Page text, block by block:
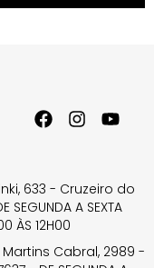
633 - Cruzeiro do
A SEXTA
ÀS 12H00
Cabral, 2989 -